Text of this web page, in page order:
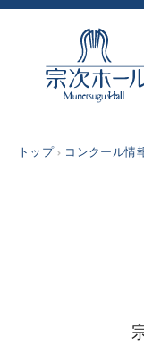
トップ コンクール情